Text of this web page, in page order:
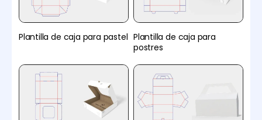
Plantilla de caja para pastel Plantilla de caja para
postres